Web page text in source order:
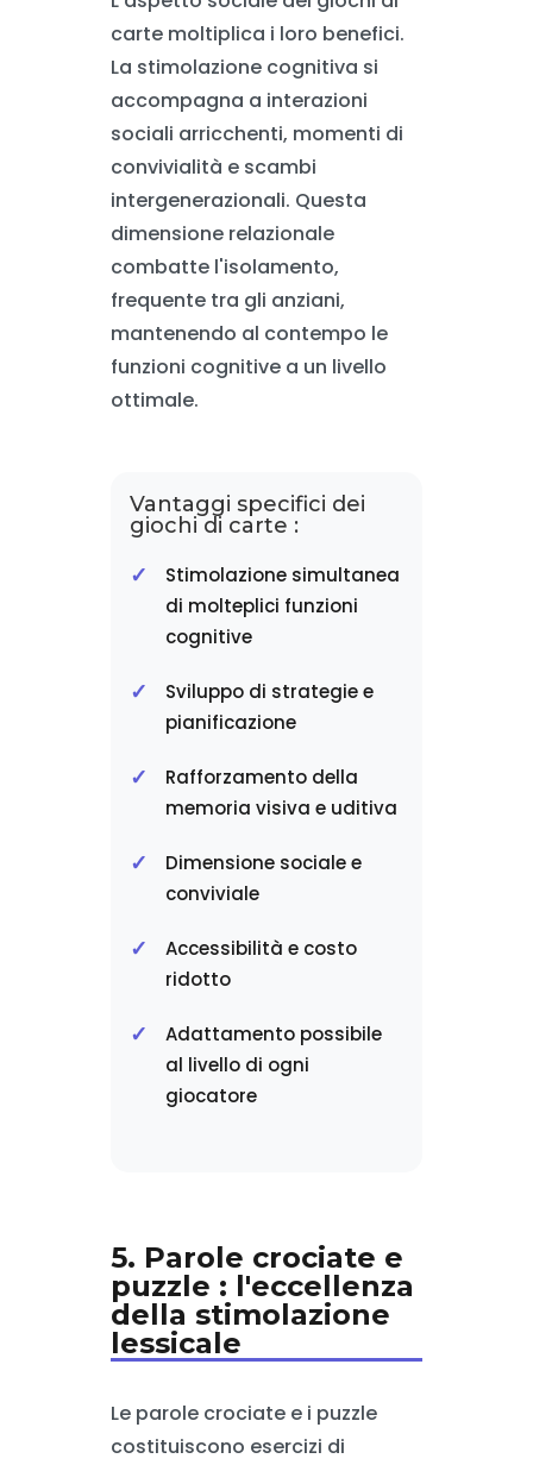
carte moltiplica i loro benefici.
La stimolazione cognitiva si
accompagna a interazioni
sociali arricchenti, momenti di
convivialità e scambi
intergenerazionali. Questa
dimensione relazionale
combatte l'isolamento,
frequente tra gli anziani,
mantenendo al contempo le
funzioni cognitive a un livello
ottimale.
Vantaggi specifici dei
giochi di carte :
Stimolazione simultanea
di molteplici funzioni
cognitive
Sviluppo di strategie e
pianificazione
Rafforzamento della
memoria visiva e uditiva
Dimensione sociale e
conviviale
Accessibilità e costo
ridotto
Adattamento possibile
al livello di ogni
giocatore
5. Parole crociate e
puzzle : l'eccellenza
della stimolazione
lessicale
Le parole crociate e i puzzle
costituiscono esercizi di